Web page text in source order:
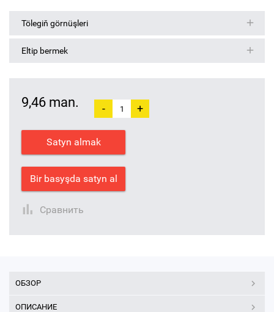
Tölegiň görnüşleri
Eltip bermek
9,46 man. - +
Satyn almak
Bir basyşda satyn al
Сравнить
ОБЗОР
ОПИСАНИЕ